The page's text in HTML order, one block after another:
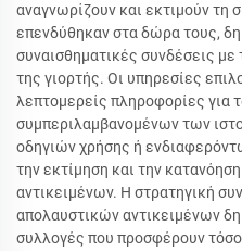
αναγνωρίζουν και εκτιμούν τη
επενδύθηκαν στα δώρα τους,
συναισθηματικές συνδέσεις με
της γιορτής. Οι υπηρεσίες
λεπτομερείς πληροφορίες για
συμπεριλαμβανομένων των
οδηγιών χρήσης ή
την εκτίμηση και την
αντικειμένων. Η στρατηγική
απολαυστικών αντικειμένων
συλλογές που προσφέρουν